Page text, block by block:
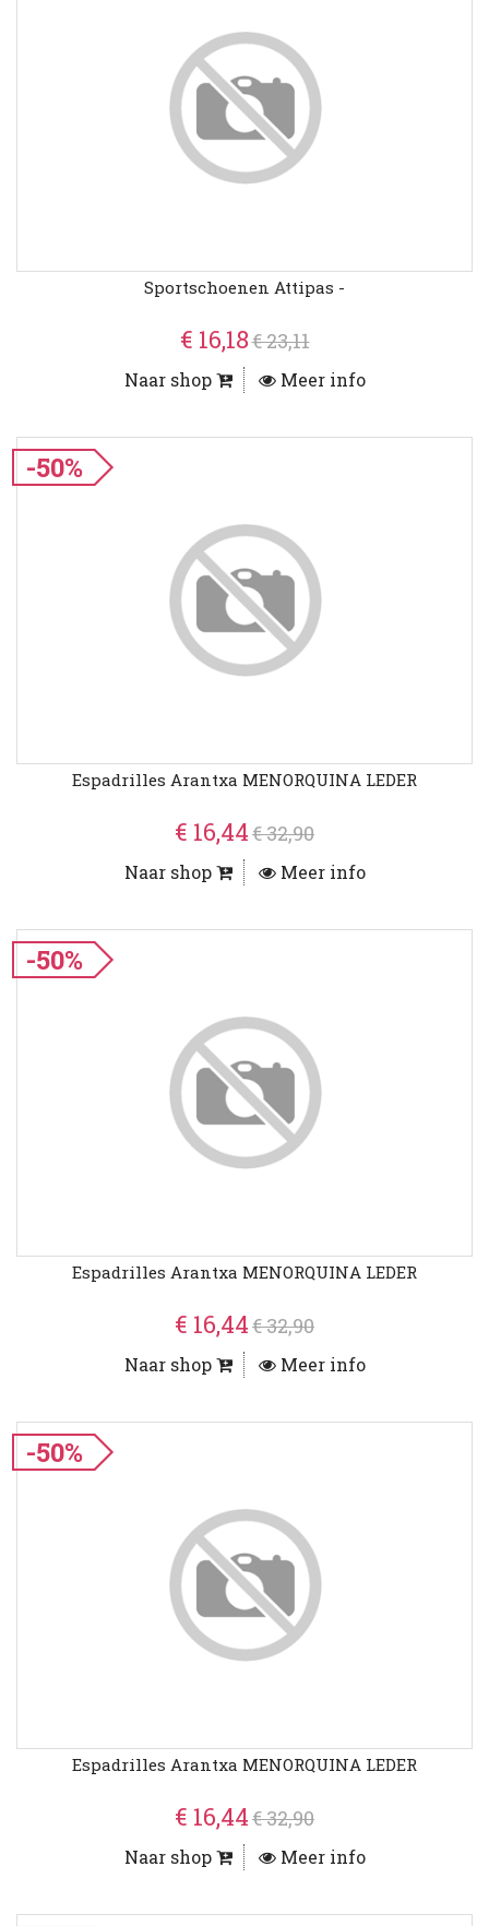
Sportschoenen Attipas -
€ 16,18€ 23,11
Naar shop Meer info
-50%
Espadrilles Arantxa MENORQUINA LEDER
€ 16,44€ 32,90
Naar shop Meer info
-50%
Espadrilles Arantxa MENORQUINA LEDER
€ 16,44€ 32,90
Naar shop Meer info
-50%
Espadrilles Arantxa MENORQUINA LEDER
€ 16,44€ 32,90
Naar shop Meer info